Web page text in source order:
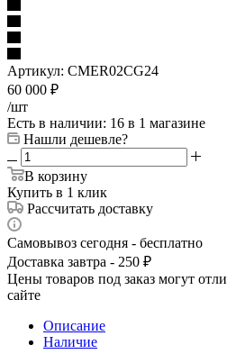
Артикул: CMER02CG24
60 000 ₽
/шт
Есть в наличии: 16 в 1 магазине
Нашли дешевле?
В корзину
Купить в 1 клик
Рассчитать доставку
Самовывоз сегодня - бесплатно
Доставка завтра - 250 ₽
Цены товаров под заказ могут
сайте
Описание
Наличие